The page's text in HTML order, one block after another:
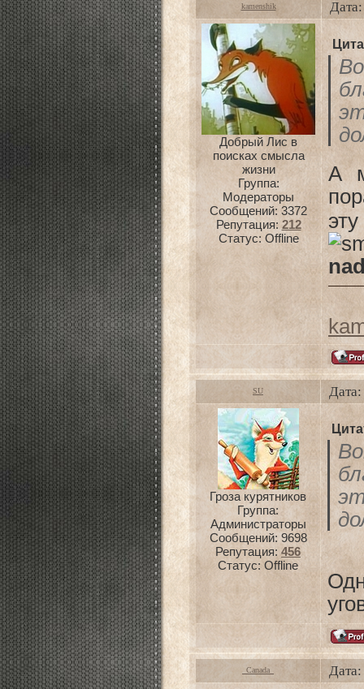
kamenshik
Добрый Лис в
поисках смысла
жизни
Группа:
Модераторы
Сообщений: 3372
Репутация: 212
Статус: Offline
А
SU
Гроза курятников
Группа:
Администраторы
Сообщений: 9698
Репутация:456
Статус: Offline
_Canada_